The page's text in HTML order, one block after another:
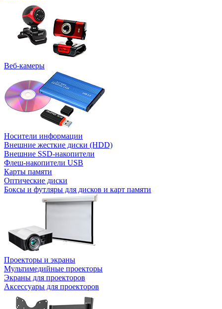
Веб-камеры
Носители информации
Внешние жесткие диски (HDD)
Внешние SSD-накопители
Флеш-накопители USB
Карты памяти
Оптические диски
Боксы и футляры для дисков и карт памяти
Проекторы и экраны
Мультимедийные проекторы
Экраны для проекторов
Аксессуары для проекторов